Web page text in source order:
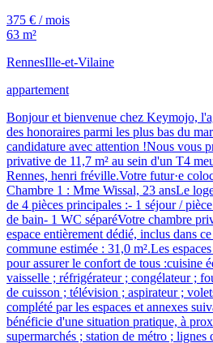
375 € / mois
63 m²
RennesIlle-et-Vilaine
appartement
Bonjour et bienvenue chez Keymojo,
des honoraires parmi les plus bas du
candidature avec attention !Nous vous
privative de 11,7 m² au sein d'un T4
Rennes, henri fréville.Votre futur·e
Chambre 1 : Mme Wissal, 23 ansLe
de 4 pièces principales :- 1 séjour /
de bain- 1 WC séparéVotre chambre
espace entièrement dédié, inclus dans
commune estimée : 31,0 m².Les
pour assurer le confort de tous :cuisine
vaisselle ; réfrigérateur ; congélateur ;
de cuisson ; télévision ; aspirateur ;
complété par les espaces et annexes
bénéficie d'une situation pratique, à
supermarchés ; station de métro ; lignes